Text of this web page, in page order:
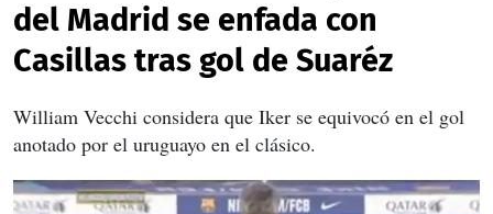
del Madrid se enfada con
Casillas tras gol de Suaréz
William Vecchi considera que Iker se equivocó en el gol
anotado por el uruguayo en el clásico.